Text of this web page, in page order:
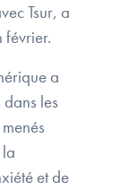
Tsur, a
février.
a
les
et de